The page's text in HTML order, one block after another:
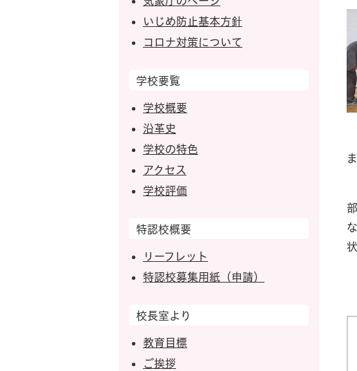
いじめ防止基本方針
コロナ対策について
学校要覧
学校概要
沿革史
学校の特色
アクセス
学校評価
特認校概要
リーフレット
特認校募集用紙（申請）
校長室より
教育目標
ご挨拶